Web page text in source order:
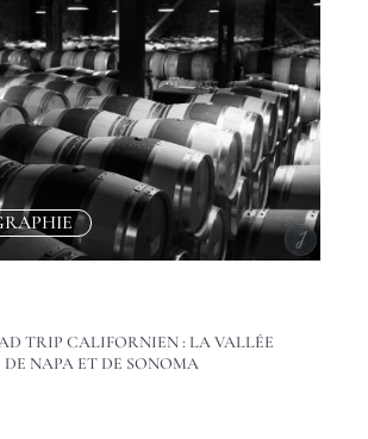
TRIP CALIFORNIEN : LA VALLÉE
DE NAPA ET DE SONOMA